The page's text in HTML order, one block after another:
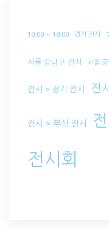
10:00 ~ 18:00 경기 전시
서울 강남구 전시 서울 공
전시 > 경기 전시 전
전시 > 부산 전시
전시회